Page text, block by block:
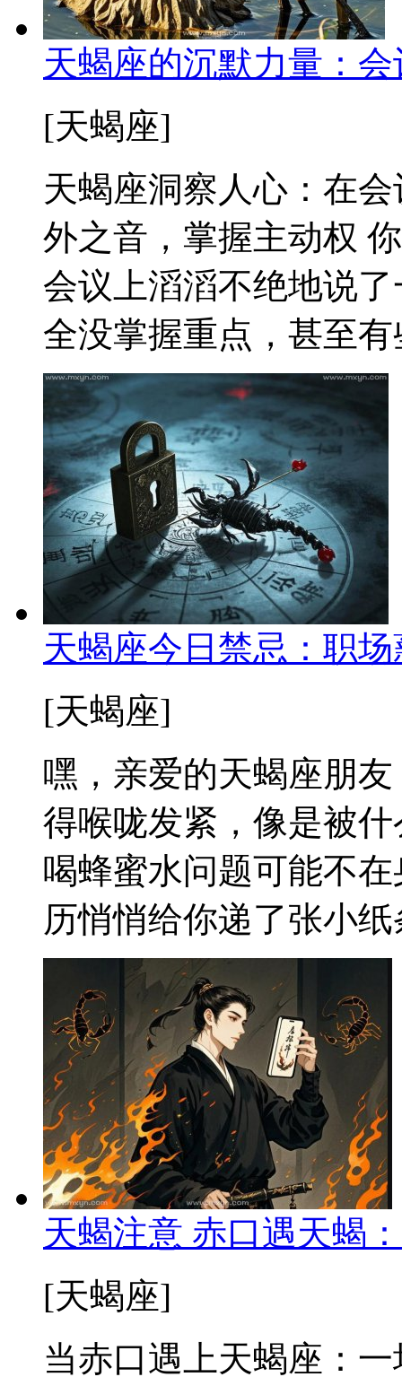
天蝎座的沉默力量：
[天蝎座]
天蝎座洞察人心：在
外之音，掌握主动权
会议上滔滔不绝地说
全没掌握重点，甚至
天蝎座今日禁忌：职
[天蝎座]
嘿，亲爱的天蝎座朋
得喉咙发紧，像是被
喝蜂蜜水问题可能不
历悄悄给你递了张小
天蝎注意 赤口遇天蝎
[天蝎座]
当赤口遇上天蝎座：